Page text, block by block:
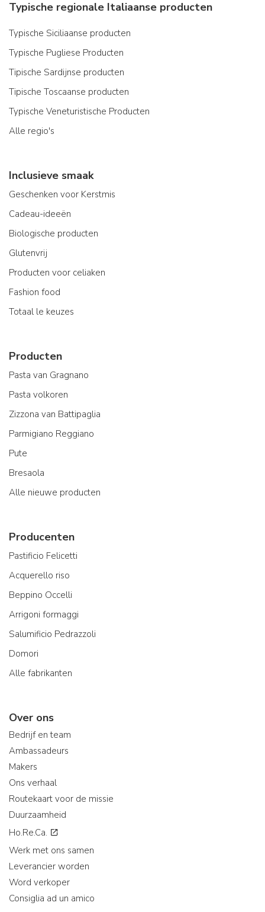
Typische regionale Italiaanse producten
Typische Siciliaanse producten
Typische Pugliese Producten
Tipische Sardijnse producten
Tipische Toscaanse producten
Typische Veneturistische Producten
Alle regio's
Inclusieve smaak
Geschenken voor Kerstmis
Cadeau-ideeën
Biologische producten
Glutenvrij
Producten voor celiaken
Fashion food
Totaal le keuzes
Producten
Pasta van Gragnano
Pasta volkoren
Zizzona van Battipaglia
Parmigiano Reggiano
Pute
Bresaola
Alle nieuwe producten
Producenten
Pastificio Felicetti
Acquerello riso
Beppino Occelli
Arrigoni formaggi
Salumificio Pedrazzoli
Domori
Alle fabrikanten
Over ons
Bedrijf en team
Ambassadeurs
Makers
Ons verhaal
Routekaart voor de missie
Duurzaamheid
Ho.Re.Ca.
Werk met ons samen
Leverancier worden
Word verkoper
Consiglia ad un amico